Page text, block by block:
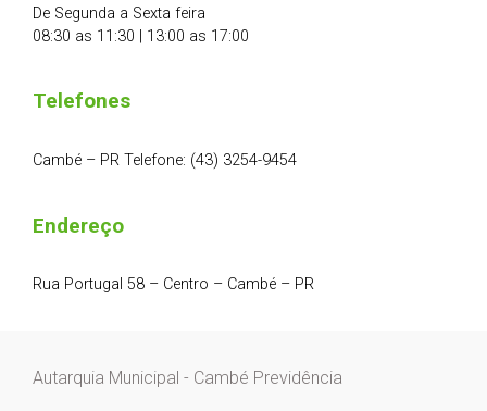
De Segunda a Sexta feira
08:30 as 11:30 | 13:00 as 17:00
Telefones
Cambé – PR Telefone: (43) 3254-9454
Endereço
Rua Portugal 58 – Centro – Cambé – PR
Autarquia Municipal - Cambé Previdência